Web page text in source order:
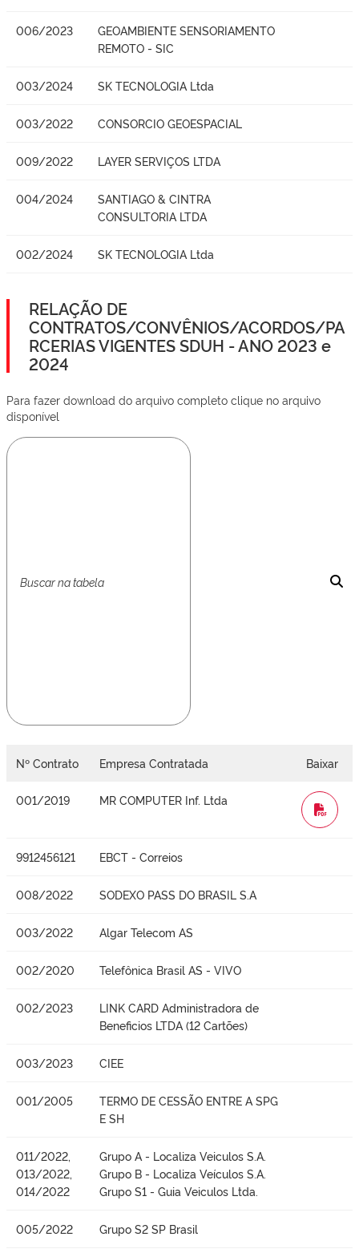
006/2023
GEOAMBIENTE SENSORIAMENTO
REMOTO - SIC
003/2024 SK TECNOLOGIA Ltda
003/2022 CONSORCIO GEOESPACIAL
009/2022 LAYER SERVIÇOS LTDA
004/2024
SANTIAGO & CINTRA
CONSULTORIA LTDA
002/2024 SK TECNOLOGIA Ltda
RELAÇÃO DE
CONTRATOS/CONVÊNIOS/ACORDOS/PA
RCERIAS VIGENTES SDUH - ANO 2023 e
2024
Para fazer download do arquivo completo clique no arquivo
disponível
Nº Contrato Empresa Contratada Baixar
001/2019 MR COMPUTER Inf. Ltda
WORD
9912456121 EBCT - Correios
008/2022 SODEXO PASS DO BRASIL S.A
003/2022 Algar Telecom AS
002/2020 Telefônica Brasil AS - VIVO
002/2023
LINK CARD Administradora de
Beneficios LTDA (12 Cartões)
003/2023 CIEE
001/2005
TERMO DE CESSÃO ENTRE A SPG
E SH
011/2022,
013/2022,
014/2022
Grupo A - Localiza Veiculos S.A.
Grupo B - Localiza Veículos S.A.
Grupo S1 - Guia Veiculos Ltda.
005/2022 Grupo S2 SP Brasil